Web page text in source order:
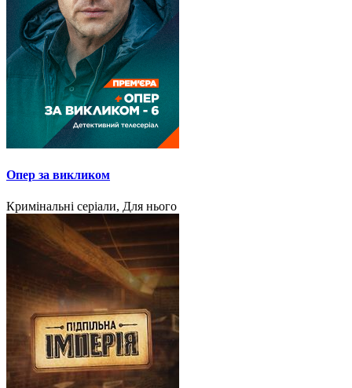
Опер за викликом
Кримінальні серіали, Для нього